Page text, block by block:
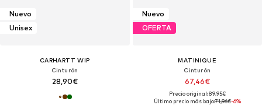
Nuevo
Unisex
CARHARTT WIP
Cinturón
28,90€
Nuevo
OFERTA
MATINIQUE
Cinturón
67,46€
Precio original: 89,95€
Último precio más bajo:71,96€-6%